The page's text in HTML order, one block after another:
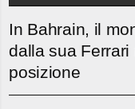
In Bahrain, il
dalla sua
posizione